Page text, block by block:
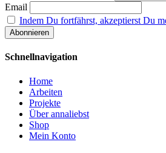
Email
Indem Du fortfährst, akzeptierst Du
Schnellnavigation
Home
Arbeiten
Projekte
Über annaliebst
Shop
Mein Konto